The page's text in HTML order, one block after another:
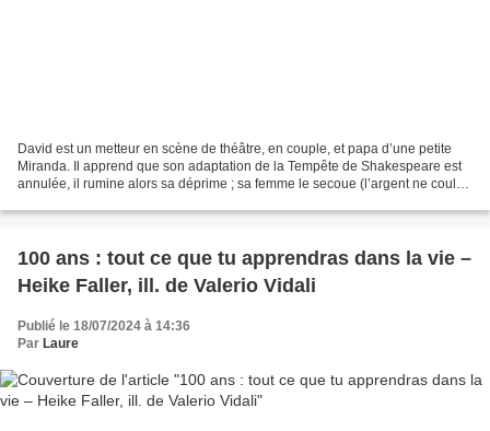
David est un metteur en scène de théâtre, en couple, et papa d’une petite
Miranda. Il apprend que son adaptation de la Tempête de Shakespeare est
annulée, il rumine alors sa déprime ; sa femme le secoue (l’argent ne coule
100 ans : tout ce que tu apprendras dans la vie –
Heike Faller, ill. de Valerio Vidali
Publié le 18/07/2024 à 14:36
Par Laure